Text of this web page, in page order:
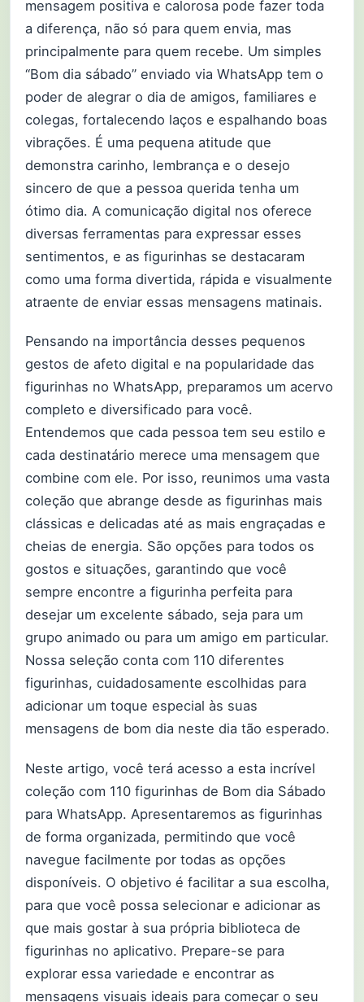
mensagem positiva e calorosa pode fazer toda
a diferença, não só para quem envia, mas
principalmente para quem recebe. Um simples
“Bom dia sábado” enviado via WhatsApp tem o
poder de alegrar o dia de amigos, familiares e
colegas, fortalecendo laços e espalhando boas
vibrações. É uma pequena atitude que
demonstra carinho, lembrança e o desejo
sincero de que a pessoa querida tenha um
ótimo dia. A comunicação digital nos oferece
diversas ferramentas para expressar esses
sentimentos, e as figurinhas se destacaram
como uma forma divertida, rápida e visualmente
atraente de enviar essas mensagens matinais.
Pensando na importância desses pequenos
gestos de afeto digital e na popularidade das
figurinhas no WhatsApp, preparamos um acervo
completo e diversificado para você.
Entendemos que cada pessoa tem seu estilo e
cada destinatário merece uma mensagem que
combine com ele. Por isso, reunimos uma vasta
coleção que abrange desde as figurinhas mais
clássicas e delicadas até as mais engraçadas e
cheias de energia. São opções para todos os
gostos e situações, garantindo que você
sempre encontre a figurinha perfeita para
desejar um excelente sábado, seja para um
grupo animado ou para um amigo em particular.
Nossa seleção conta com 110 diferentes
figurinhas, cuidadosamente escolhidas para
adicionar um toque especial às suas
mensagens de bom dia neste dia tão esperado.
Neste artigo, você terá acesso a esta incrível
coleção com 110 figurinhas de Bom dia Sábado
para WhatsApp. Apresentaremos as figurinhas
de forma organizada, permitindo que você
navegue facilmente por todas as opções
disponíveis. O objetivo é facilitar a sua escolha,
para que você possa selecionar e adicionar as
que mais gostar à sua própria biblioteca de
figurinhas no aplicativo. Prepare-se para
explorar essa variedade e encontrar as
mensagens visuais ideais para começar o seu